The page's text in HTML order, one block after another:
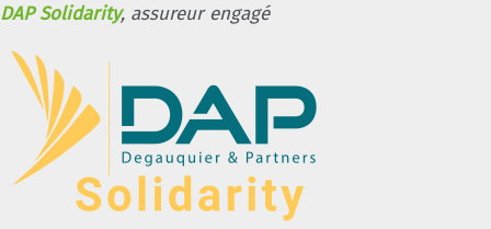
DAP Solidarity, assureur engagé